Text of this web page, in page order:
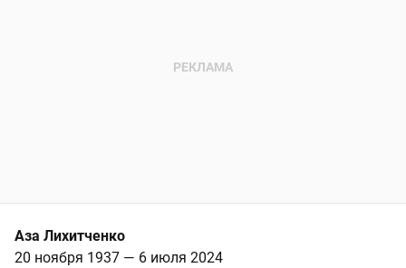
Аза Лихитченко
20 ноября 1937 — 6 июля 2024